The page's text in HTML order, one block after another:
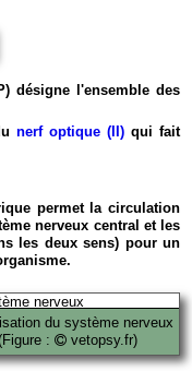
désigne l'ensemble des
nerf optique (II) qui fait
permet la circulation
nerveux central et les
les deux sens) pour un
du système nerveux
:
vetopsy.fr)